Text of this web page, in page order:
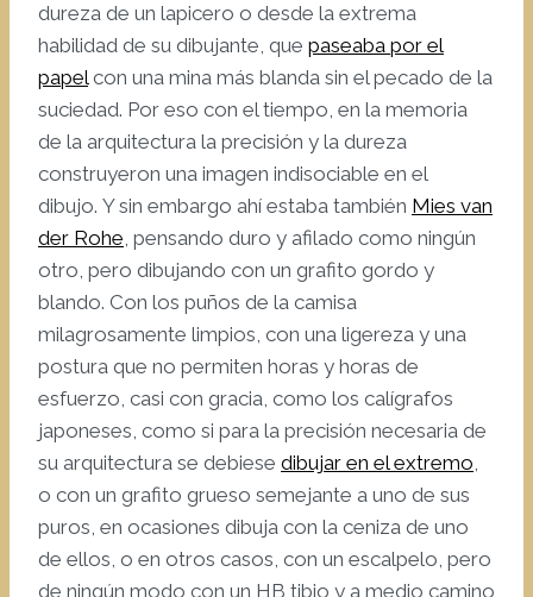
dureza de un lapicero o desde la extrema
habilidad de su dibujante, que paseaba por el
papelcon una mina más blanda sin el pecado de la
suciedad. Por eso con el tiempo, en la memoria
de la arquitectura la precisión y la dureza
construyeron una imagen indisociable en el
dibujo. Y sin embargo ahí estaba también Mies van
der Rohe, pensando duro y afilado como ningún
otro, pero dibujando con un grafito gordo y
blando. Con los puños de la camisa
milagrosamente limpios, con una ligereza y una
postura que no permiten horas y horas de
esfuerzo, casi con gracia, como los calígrafos
japoneses, como si para la precisión necesaria de
su arquitectura se debiese dibujar en el extremo,
o con un grafito grueso semejante a uno de sus
puros, en ocasiones dibuja con la ceniza de uno
de ellos, o en otros casos, con un escalpelo, pero
de ningún modo con un HB tibio y a medio camino